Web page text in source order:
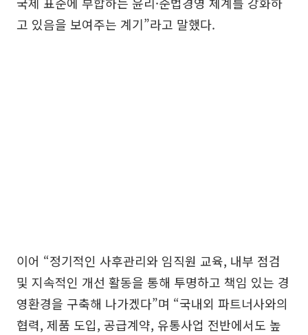
고 있음을 보여주는 계기”라고 말했다.
이어 “정기적인 사후관리와 임직원 교육, 내부 점검
및 지속적인 개선 활동을 통해 투명하고 책임 있는 경
영환경을 구축해 나가겠다”며 “국내외 파트너사와의
협력, 제품 도입, 공급계약, 유통사업 전반에서도 높